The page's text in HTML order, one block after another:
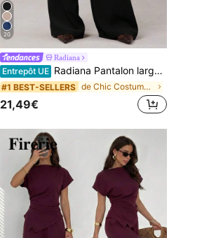
20
Radiana
Entrepôt UE Radiana Pantalon large oversize mode minimaliste brun foncé pour femmes, pantalon de ville brun à jambes larges pour femmes, pantalon taille haute à jambes larges brun, pantalon de costume brun pour l'automne/l'hiver
#1 BEST-SELLERS de Chic Costumes pour femmes
21,49€